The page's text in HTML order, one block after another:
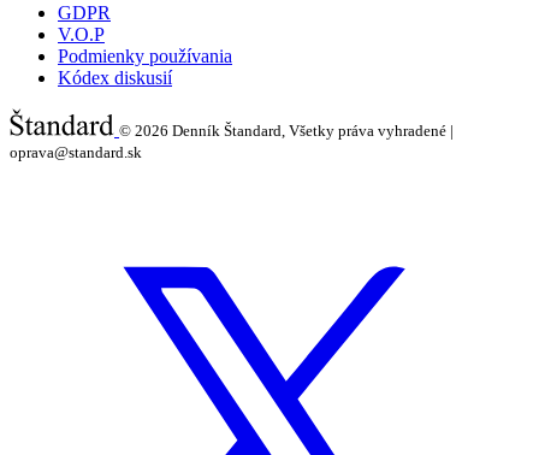
GDPR
V.O.P
Podmienky používania
Kódex diskusií
© 2026 Denník Štandard, Všetky práva vyhradené |
oprava@standard.sk